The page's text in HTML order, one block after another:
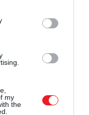
in below Google
my
the
váratlan
odáig is
leszakadt
űrhajó
át.